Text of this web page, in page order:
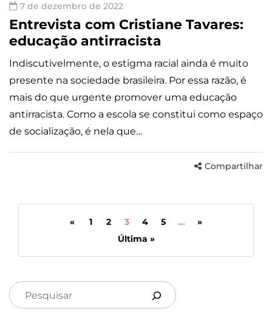
7 de dezembro de 2022
Entrevista com Cristiane Tavares:
educação antirracista
Indiscutivelmente, o estigma racial ainda é muito
presente na sociedade brasileira. Por essa razão, é
mais do que urgente promover uma educação
antirracista. Como a escola se constitui como espaço
de socialização, é nela que…
Compartilhar
« 1 2 3 4 5 ...
»
Última »